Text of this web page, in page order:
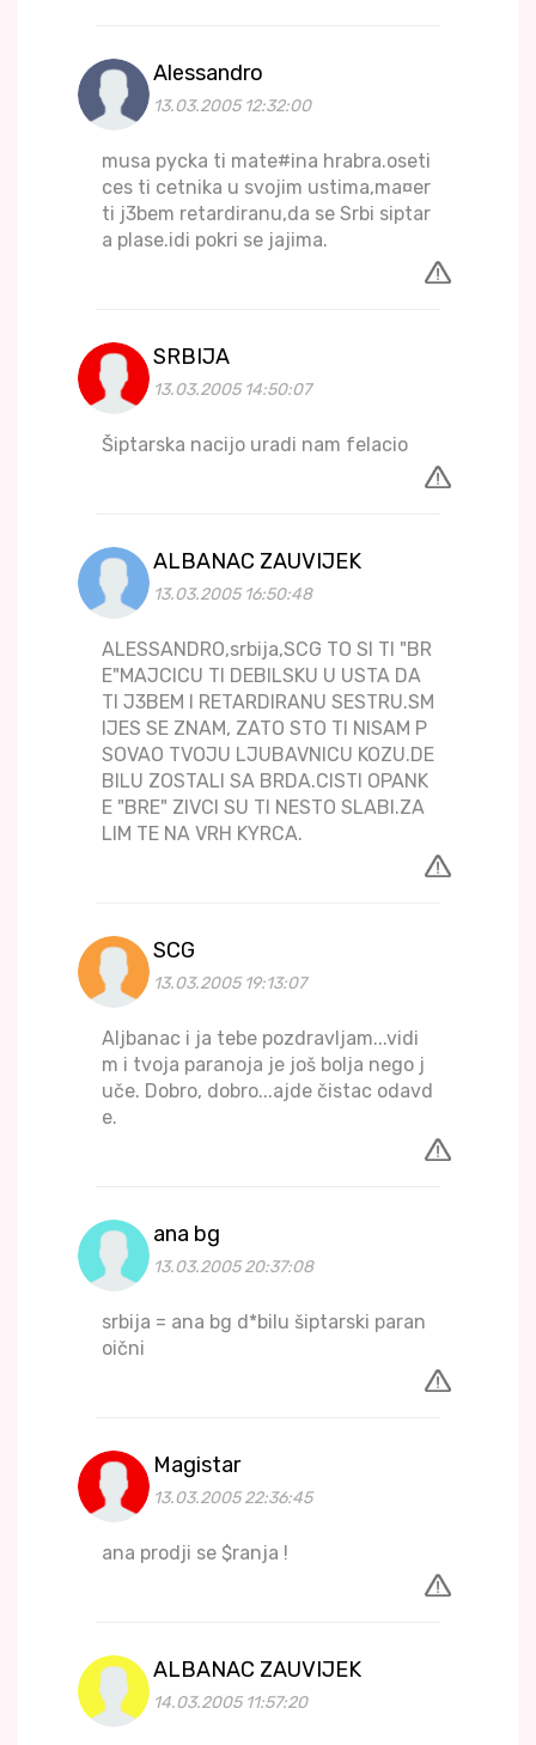
Alessandro
13.03.2005 12:32:00
musa pycka ti mate#ina hrabra.oseti
ces ti cetnika u svojim ustima,ma¤er
ti j3bem retardiranu,da se Srbi siptar
a plase.idi pokri se jajima.
SRBIJA
13.03.2005 14:50:07
Šiptarska nacijo uradi nam felacio
ALBANAC ZAUVIJEK
13.03.2005 16:50:48
ALESSANDRO,srbija,SCG TO SI TI "BR
E"MAJCICU TI DEBILSKU U USTA DA
TI J3BEM I RETARDIRANU SESTRU.SM
IJES SE ZNAM, ZATO STO TI NISAM P
SOVAO TVOJU LJUBAVNICU KOZU.DE
BILU ZOSTALI SA BRDA.CISTI OPANK
E "BRE" ZIVCI SU TI NESTO SLABI.ZA
LIM TE NA VRH KYRCA.
SCG
13.03.2005 19:13:07
Aljbanac i ja tebe pozdravljam...vidi
m i tvoja paranoja je još bolja nego j
uče. Dobro, dobro...ajde čistac odavd
e.
ana bg
13.03.2005 20:37:08
srbija = ana bg d*bilu šiptarski paran
oični
Magistar
13.03.2005 22:36:45
ana prodji se $ranja !
ALBANAC ZAUVIJEK
14.03.2005 11:57:20